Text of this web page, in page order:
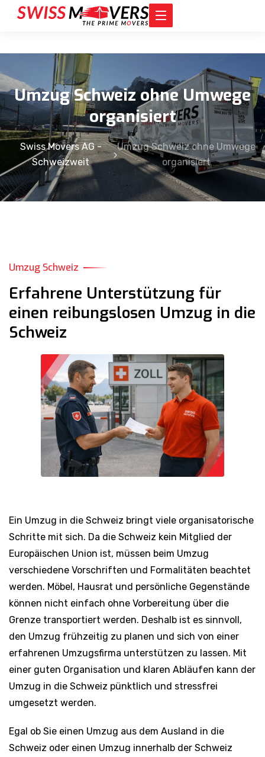
Umzug Schweiz ohne Umwege
organisiert
Swiss Movers AG -
Schweizweit
Umzug Schweiz ohne Umwege
organisiert
Umzug Schweiz
Erfahrene Unterstützung für
einen reibungslosen Umzug in die
Schweiz
Ein Umzug in die Schweiz bringt viele organisatorische
Schritte mit sich. Da die Schweiz kein Mitglied der
Europäischen Union ist, müssen beim Umzug
verschiedene Vorschriften und Formalitäten beachtet
werden. Möbel, Hausrat und persönliche Gegenstände
können nicht einfach ohne Vorbereitung über die
Grenze transportiert werden. Deshalb ist es sinnvoll,
den Umzug frühzeitig zu planen und sich von einer
erfahrenen Umzugsfirma unterstützen zu lassen. Mit
einer guten Organisation und klaren Abläufen kann der
Umzug in die Schweiz pünktlich und stressfrei
umgesetzt werden.
Egal ob Sie einen Umzug aus dem Ausland in die
Schweiz oder einen Umzug innerhalb der Schweiz